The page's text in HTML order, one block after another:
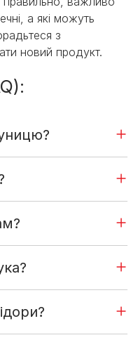
а які можуть
з
новий продукт.